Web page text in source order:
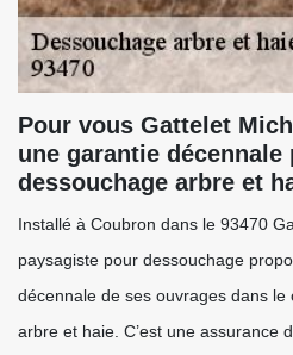
Pour vous Gattelet
une garantie
dessouchage arbre et
Installé à Coubron dans le 93470
paysagiste pour dessouchage
décennale de ses ouvrages dans le
arbre et haie. C’est une assurance